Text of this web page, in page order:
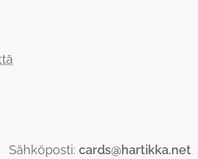
Sähköposti: cards@hartikka.net